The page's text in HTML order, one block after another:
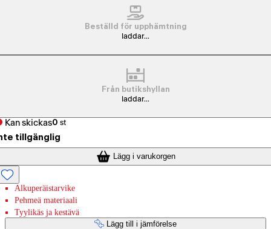
Beställd för upphämtning
laddar...
Från butikshyllan
laddar...
Kan skickas0 st
tillgänglig
Lägg i varukorgen
Alkuperäistarvike
Pehmeä materiaali
Tyylikäs ja kestävä
Lägg till i jämförelse